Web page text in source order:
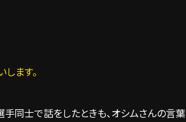
します。
手同士で話をしたときも、オシムさんの言葉